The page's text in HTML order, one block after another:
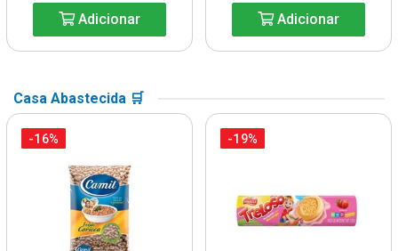
Adicionar Adicionar
Casa Abastecida 🛒
-16% -19%